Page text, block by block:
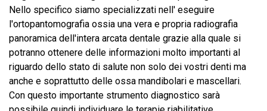
Nello specifico siamo specializzati nell' eseguire
l'ortopantomografia ossia una vera e propria radiografia
panoramica dell'intera arcata dentale grazie alla quale si
potranno ottenere delle informazioni molto importanti al
riguardo dello stato di salute non solo dei vostri denti ma
anche e soprattutto delle ossa mandibolari e mascellari.
Con questo importante strumento diagnostico sarà